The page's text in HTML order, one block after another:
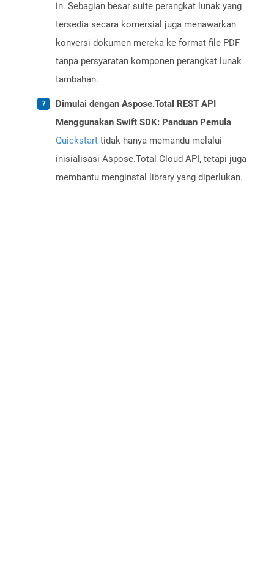
in. Sebagian besar suite perangkat lunak yang
tersedia secara komersial juga menawarkan
konversi dokumen mereka ke format file PDF
tanpa persyaratan komponen perangkat lunak
tambahan.
Dimulai dengan Aspose.Total REST API
Menggunakan Swift SDK: Panduan Pemula
Quickstart tidak hanya memandu melalui
inisialisasi Aspose.Total Cloud API, tetapi juga
membantu menginstal library yang diperlukan.